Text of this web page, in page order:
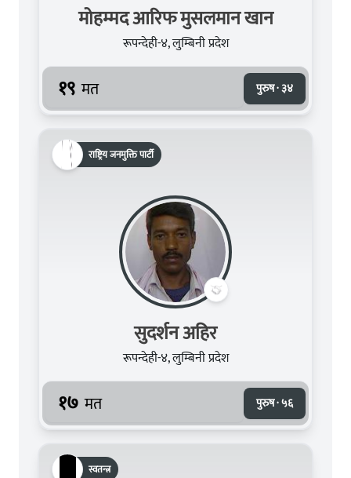
मोहम्मद आरिफ मुसलमान खान
रूपन्देही-४, लुम्बिनी प्रदेश
१९ मत पुरुष · ३४
राष्ट्रिय जनमुक्ति पार्टी
सुदर्शन अहिर
रूपन्देही-४, लुम्बिनी प्रदेश
१७ मत पुरुष · ५६
स्वतन्त्र